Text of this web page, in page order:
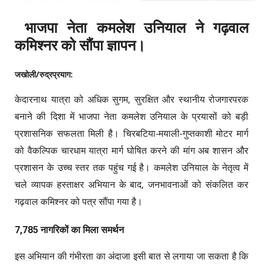
भाजपा नेता कमलेश उनियाल ने गढ़वाल
कमिश्नर को सौंपा ज्ञापन।
जखोली/रुद्रप्रयाग:
केदारनाथ यात्रा को अधिक सुगम, सुरक्षित और स्थानीय रोजगारपरक
बनाने की दिशा में भाजपा नेता कमलेश उनियाल के प्रयासों को बड़ी
प्रशासनिक सफलता मिली है। चिरबटिया-मयाली-गुप्तकाशी मोटर मार्ग
को वैकल्पिक चारधाम यात्रा मार्ग घोषित करने की मांग अब शासन और
प्रशासन के उच्च स्तर तक पहुंच गई है। कमलेश उनियाल के नेतृत्व में
चले व्यापक हस्ताक्षर अभियान के बाद, जनभावनाओं को संकलित कर
गढ़वाल कमिश्नर को पत्र सौंपा गया है।
7,785 नागरिकों का मिला समर्थन
​इस अभियान की गंभीरता का अंदाजा इसी बात से लगाया जा सकता है कि